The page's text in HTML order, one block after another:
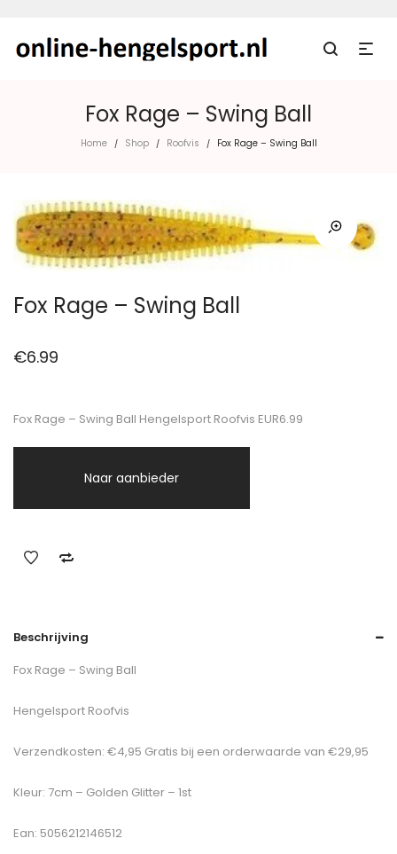
Fox Rage – Swing Ball
Home / Shop / Roofvis / Fox Rage – Swing Ball
Fox Rage – Swing Ball
€6.99
Fox Rage – Swing Ball Hengelsport Roofvis EUR6.99
Naar aanbieder
Beschrijving
Fox Rage – Swing Ball
Hengelsport Roofvis
Verzendkosten: €4,95 Gratis bij een orderwaarde van €29,95
Kleur: 7cm – Golden Glitter – 1st
Ean: 5056212146512